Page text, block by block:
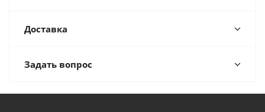
Доставка
Задать вопрос